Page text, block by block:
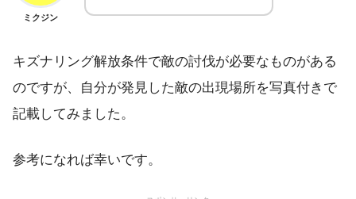
ミクジン
キズナリング解放条件で敵の討伐が必要なものがある
のですが、自分が発見した敵の出現場所を写真付きで
記載してみました。
参考になれば幸いです。